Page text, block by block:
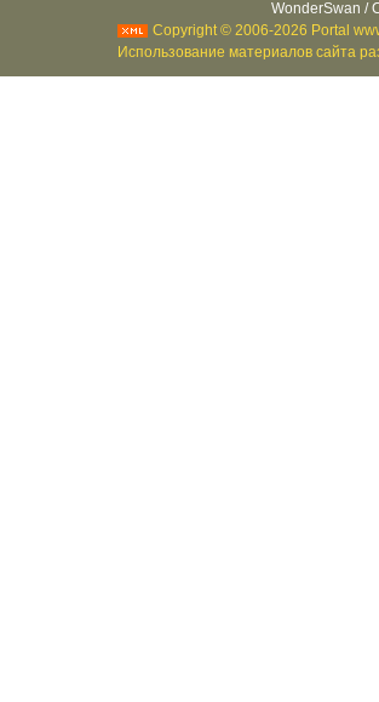
WonderSwan /
Copyright © 2006-2026 Portal
Использование материалов сайта